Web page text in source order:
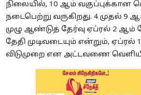
நிலையில், 10 ஆம் வகுப்புக்கான
நடைபெற்று வருகிறது. 4 முதல் 9
முழு ஆண்டுத் தேர்வு ஏப்ரல் 2 ஆம்
தேதி முடிவடையும் என்றும்,
விடுமுறை என அட்டவணை